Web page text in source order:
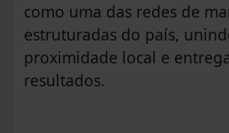
como uma das redes de
estruturadas do país,
proximidade local e
resultados.